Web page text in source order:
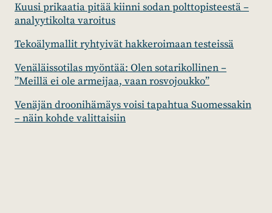
Kuusi prikaatia pitää kiinni sodan polttopisteestä –
analyytikolta varoitus
Tekoälymallit ryhtyivät hakkeroimaan testeissä
Venäläissotilas myöntää: Olen sotarikollinen –
”Meillä ei ole armeijaa, vaan rosvojoukko”
Venäjän droonihämäys voisi tapahtua Suomessakin
– näin kohde valittaisiin